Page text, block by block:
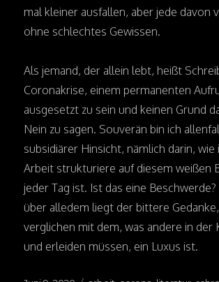
mal kleiner ausfallen, aber jede davon
ohne schlechtes Gewissen.
Als jemand, der allein lebt, heißt
Coronakrise, einem permanenten
ausgesetzt zu sein und keinen Grund
Nein zu sagen. Souverän bin ich
subsidiärer Hinsicht, nämlich darin, wie
Arbeit strukturiere auf diesem weißen
jeder Tag ist. Ist das eine
über alledem liegt der bittere
verglichen mit dem, was andere in der
und erleiden müssen, ein Luxus ist.